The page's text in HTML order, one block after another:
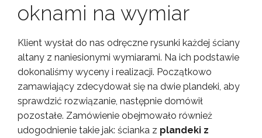
oknami na wymiar
Klient wysłał do nas odręczne rysunki każdej ściany
altany z naniesionymi wymiarami. Na ich podstawie
dokonaliśmy wyceny i realizacji. Początkowo
zamawiający zdecydował się na dwie plandeki, aby
sprawdzić rozwiązanie, następnie domówił
pozostałe. Zamówienie obejmowało również
udogodnienie takie jak: ścianka z plandeki z